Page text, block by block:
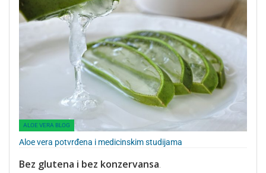
ALOE VERA BLOG
Aloe vera potvrđena i medicinskim studijama
Bez glutena i bez konzervansa.